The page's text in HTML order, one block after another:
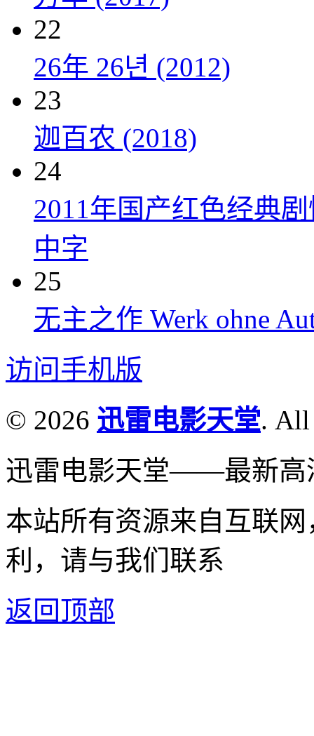
22
26年 26년 (2012)
23
迦百农 (2018)
24
2011年国产红色经典
中字
25
无主之作 Werk ohne
访问手机版
© 2026 迅雷电影天堂. All
迅雷电影天堂——最新高
本站所有资源来自互联
利，请与我们联系
返回顶部